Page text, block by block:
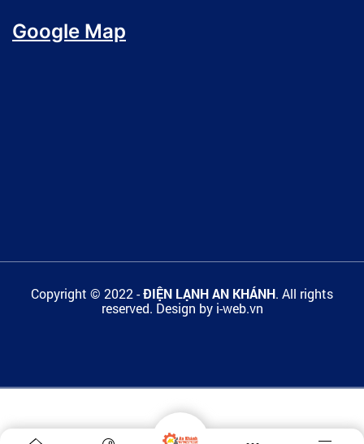
Google Map
Copyright © 2022 -ĐIỆN LẠNH AN KHÁNH. All rights
reserved. Design by i-web.vn